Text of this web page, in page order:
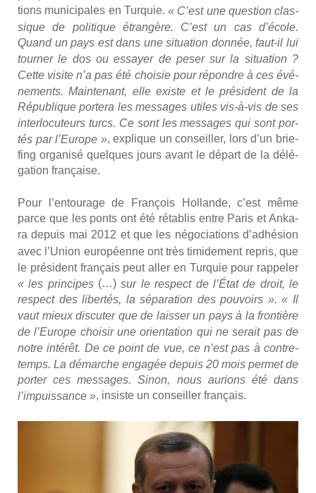
tions muni­ci­pales en Tur­quie. « C’est une ques­tion clas­
sique de poli­tique étran­gère. C’est un cas d’école.
Quand un pays est dans une situa­tion don­née, faut-il lui
tour­ner le dos ou essayer de peser sur la situa­tion ?
Cette visite n’a pas été choi­sie pour répondre à ces évé­
ne­ments. Main­te­nant, elle existe et le pré­sident de la
Répu­blique por­te­ra les mes­sages utiles vis-à-vis de ses
inter­lo­cu­teurs turcs. Ce sont les mes­sages qui sont por­
tés par l’Europe », explique un conseiller, lors d’un brie­
fing orga­ni­sé quelques jours avant le départ de la délé­
ga­tion fran­çaise.
Pour l’entourage de Fran­çois Hol­lande, c’est même
parce que les ponts ont été réta­blis entre Paris et Anka­
ra depuis mai 2012 et que les négo­cia­tions d’adhésion
avec l’Union euro­péenne ont très timi­de­ment repris, que
le pré­sident fran­çais peut aller en Tur­quie pour rap­pe­ler
« les prin­cipes (…) sur le res­pect de l’État de droit, le
res­pect des liber­tés, la sépa­ra­tion des pou­voirs ». « Il
vaut mieux dis­cu­ter que de lais­ser un pays à la fron­tière
de l’Europe choi­sir une orien­ta­tion qui ne serait pas de
notre inté­rêt. De ce point de vue, ce n’est pas à contre­
temps. La démarche enga­gée depuis 20 mois per­met de
por­ter ces mes­sages. Sinon, nous aurions été dans
l’impuissance », insiste un conseiller fran­çais.